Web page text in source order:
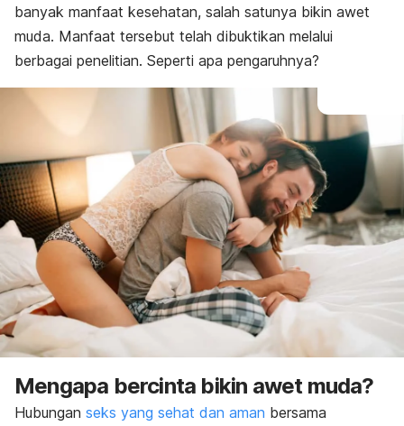
banyak manfaat kesehatan, salah satunya bikin awet
muda. Manfaat tersebut telah dibuktikan melalui
berbagai penelitian. Seperti apa pengaruhnya?
Mengapa bercinta bikin awet muda?
Hubungan seks yang sehat dan aman bersama